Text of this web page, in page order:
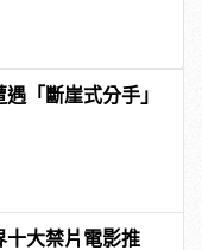
「斷崖式分手」
十大禁片電影推